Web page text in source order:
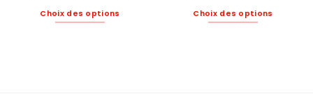
Choix des options
Choix des options